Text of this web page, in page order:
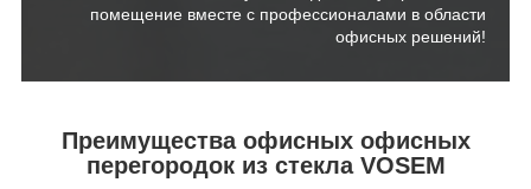
помещение вместе с профессионалами в области
офисных решений!
Преимущества офисных офисных
перегородок из стекла VOSEM